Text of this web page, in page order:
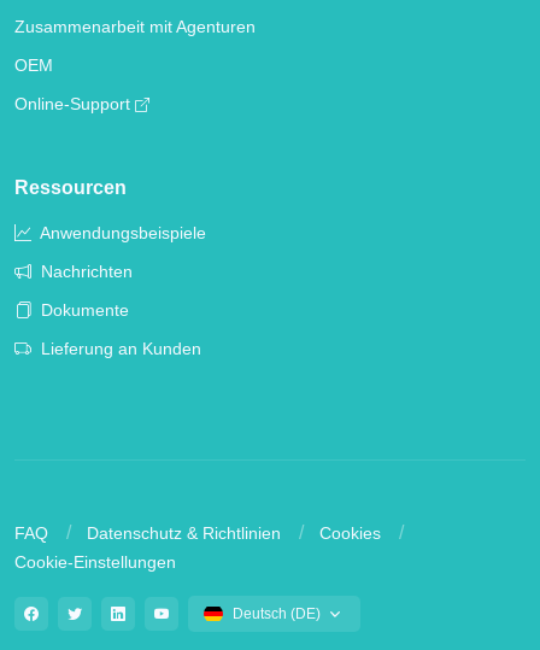
Zusammenarbeit mit Agenturen
OEM
Online-Support
Ressourcen
Anwendungsbeispiele
Nachrichten
Dokumente
Lieferung an Kunden
FAQ Datenschutz & Richtlinien
Cookies
Cookie-Einstellungen
Deutsch (DE)